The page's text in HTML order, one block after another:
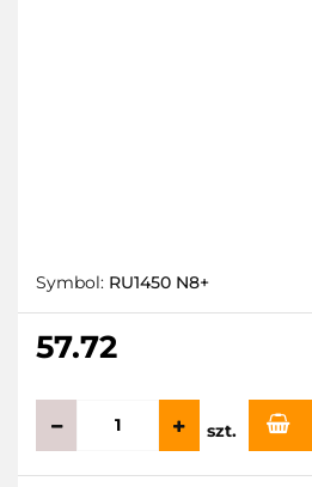
Symbol: RU1450 N8+
57.72
szt.